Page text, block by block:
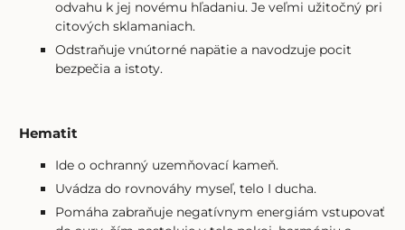
odvahu k jej novému hľadaniu. Je veľmi užitočný pri
citových sklamaniach.
Odstraňuje vnútorné napätie a navodzuje pocit
bezpečia a istoty.
Hematit
Ide o ochranný uzemňovací kameň.
Uvádza do rovnováhy myseľ, telo I ducha.
Pomáha zabraňuje negatívnym energiám vstupovať